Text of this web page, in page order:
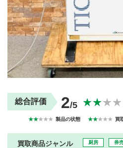
運営会社
取り組み
新着情報
本
梱包
ガイド
法人の
お客様へ
総合評価 2/5 ★★
★★★★★ 製品の状態 ★★★★★ 買
買取商品ジャンル 厨房 券